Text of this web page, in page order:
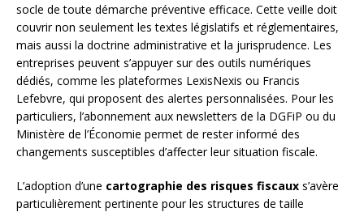
socle de toute démarche préventive efficace. Cette veille doit
couvrir non seulement les textes législatifs et réglementaires,
mais aussi la doctrine administrative et la jurisprudence. Les
entreprises peuvent s’appuyer sur des outils numériques
dédiés, comme les plateformes LexisNexis ou Francis
Lefebvre, qui proposent des alertes personnalisées. Pour les
particuliers, l’abonnement aux newsletters de la DGFiP ou du
Ministère de l’Économie permet de rester informé des
changements susceptibles d’affecter leur situation fiscale.
L’adoption d’une cartographie des risques fiscaux s’avère
particulièrement pertinente pour les structures de taille